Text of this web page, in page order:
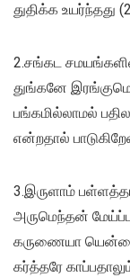
துதிக்க உயர்ந்தது
2.சங்கட
துங்கனே
பங்கமில்லாமல்
என்றதால்
3.இருளாம்
அருமெந்தன்
கருணையா
கர்த்தரே